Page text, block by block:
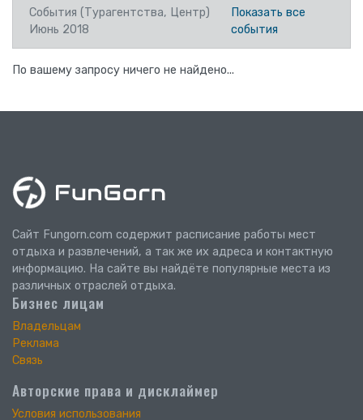
События (Турагентства, Центр)
Июнь 2018
Показать все
события
По вашему запросу ничего не найдено...
Сайт Fungorn.com содержит расписание работы мест
отдыха и развлечений, а так же их адреса и контактную
информацию. На сайте вы найдёте популярные места из
различных отраслей отдыха.
Бизнес лицам
Владельцам
Реклама
Связь
Авторские права и дисклаймер
Условия использования